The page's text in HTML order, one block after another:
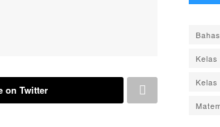
on Twitter
Kelas
Kelas